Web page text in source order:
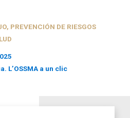
, PREVENCIÓN DE RIESGOS
L’OSSMA a un clic